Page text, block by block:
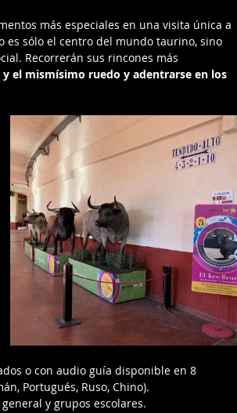
más especiales en una visita única a
es sólo el centro del mundo taurino, sino
Recorrerán sus rincones más
el mismísimo ruedo y adentrarse en los
o con audio guía disponible en 8
Portugués, Ruso, Chino).
y grupos escolares.